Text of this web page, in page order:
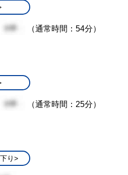
（通常時間：54分）
（通常時間：25分）
り>